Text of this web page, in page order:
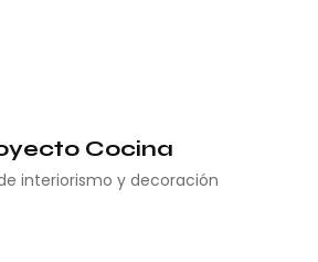
Cocina
interiorismo y decoración